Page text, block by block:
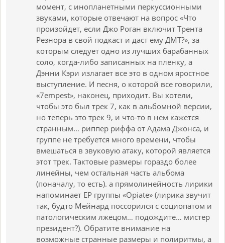
момент, с инопланетными перкуссионными
звуками, которые отвечают на вопрос «Что
произойдет, если Джо Роган включит Трента
Резнора в свой подкаст и даст ему ДМТ?», за
которым следует одно из лучших барабанных
соло, когда-либо записанных на пленку, а
Дэнни Кэри излагает все это в одном яростное
выступление. И песня, о которой все говорили,
«7empest», наконец, приходит. Вы хотели,
чтобы это был трек 7, как в альбомной версии,
но теперь это трек 9, и что-то в нем кажется
странным… риппер риффа от Адама Джонса, и
группе не требуется много времени, чтобы
вмешаться в звуковую атаку, которой является
этот трек. Тактовые размеры гораздо более
линейны, чем остальная часть альбома
(поначалу, то есть). а прямолинейность лирики
напоминает EP группы «Opiate» (лирика звучит
так, будто Мейнард поссорился с социопатом и
патологическим лжецом… подождите… мистер
президент?). Обратите внимание на
возможные странные размеры и полиритмы, а